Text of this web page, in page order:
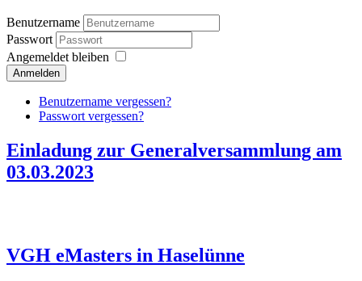
Benutzername
Passwort
Angemeldet bleiben
Anmelden
Benutzername vergessen?
Passwort vergessen?
Einladung zur Generalversammlung am
03.03.2023
VGH eMasters in Haselünne